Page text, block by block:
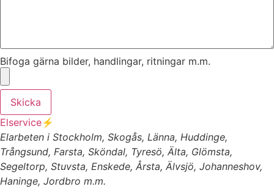
Bifoga gärna bilder, handlingar, ritningar m.m.
Skicka
Elservice⚡️
Elarbeten i Stockholm, Skogås, Länna, Huddinge,
Trångsund, Farsta, Sköndal, Tyresö, Älta, Glömsta,
Segeltorp, Stuvsta, Enskede, Årsta, Älvsjö, Johanneshov,
Haninge, Jordbro m.m.